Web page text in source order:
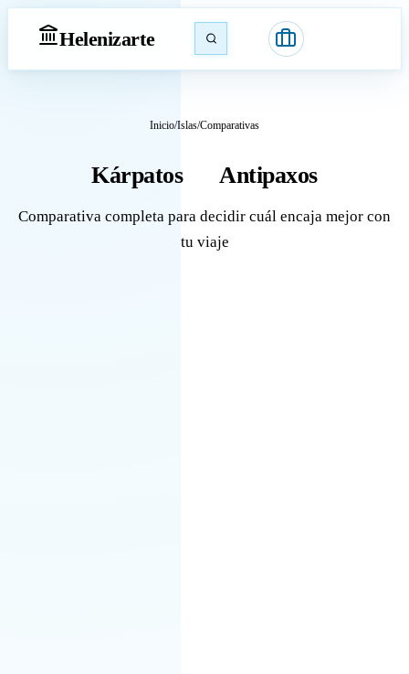
Helenizarte
Inicio/Islas/Comparativas
Kárpatos Antipaxos
Comparativa completa para decidir cuál encaja mejor con
tu viaje